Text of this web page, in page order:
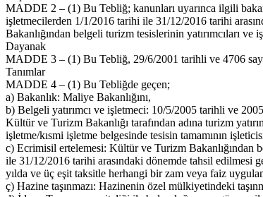
MADDE 2 – (1) Bu Tebliğ; kanunları uyarınca ilgili
işletmecilerden 1/1/2016 tarihi ile 31/12/2016 tarihi
Bakanlığından belgeli turizm tesislerinin yatırımcıları
Dayanak
MADDE 3 – (1) Bu Tebliğ, 29/6/2001 tarihli ve 4706
Tanımlar
MADDE 4 – (1) Bu Tebliğde geçen;
a) Bakanlık: Maliye Bakanlığını,
b) Belgeli yatırımcı ve işletmeci: 10/5/2005 tarihli ve
Kültür ve Turizm Bakanlığı tarafından adına turizm
işletme/kısmi işletme belgesinde tesisin tamamının
c) Ecrimisil ertelemesi: Kültür ve Turizm Bakanlığından
ile 31/12/2016 tarihi arasındaki dönemde tahsil edilmesi
yılda ve üç eşit taksitle herhangi bir zam veya faiz
ç) Hazine taşınmazı: Hazinenin özel mülkiyetindeki